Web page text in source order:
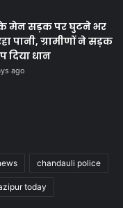
मेन सड़क पर घुटने भर
पानी, ग्रामीणों ने सड़क
दिया धान
ago
chandauli police
today